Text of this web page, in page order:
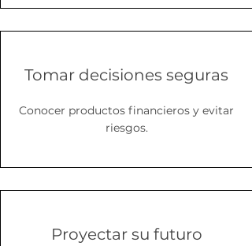
Tomar decisiones seguras
Conocer productos financieros y evitar
riesgos.
Proyectar su futuro